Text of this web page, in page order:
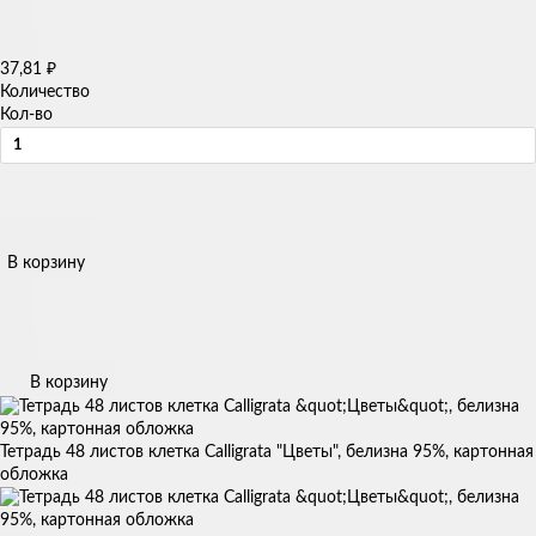
37,81 ₽
Количество
Кол-во
В корзину
В корзину
Тетрадь 48 листов клетка Calligrata "Цветы", белизна 95%, картонная
обложка